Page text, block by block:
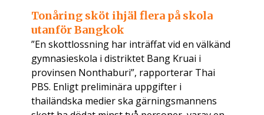
Tonåring sköt ihjäl flera på skola
utanför Bangkok
”En skottlossning har inträffat vid en välkänd
gymnasieskola i distriktet Bang Kruai i
provinsen Nonthaburi”, rapporterar Thai
PBS. Enligt preliminära uppgifter i
thailändska medier ska gärningsmannens